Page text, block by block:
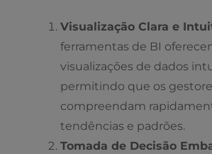
Visualização Clara e
ferramentas de BI
visualizações de dados
permitindo que os
compreendam
tendências e padrões.
Tomada de Decisão